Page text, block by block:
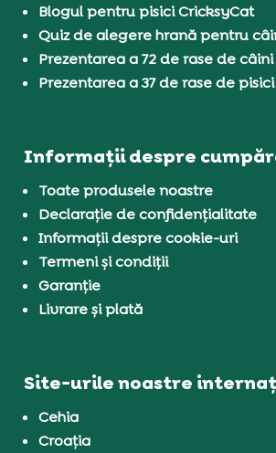
Blogul pentru pisici CricksyCat
Quiz de alegere hrană pentru
Prezentarea a 72 de rase de câini
Prezentarea a 37 de rase de pisici
Informații despre
Toate produsele noastre
Declarație de confidențialitate
Informații despre cookie-uri
Termeni și condiții
Garanție
Livrare și plată
Site-urile noastre
Cehia
Croația